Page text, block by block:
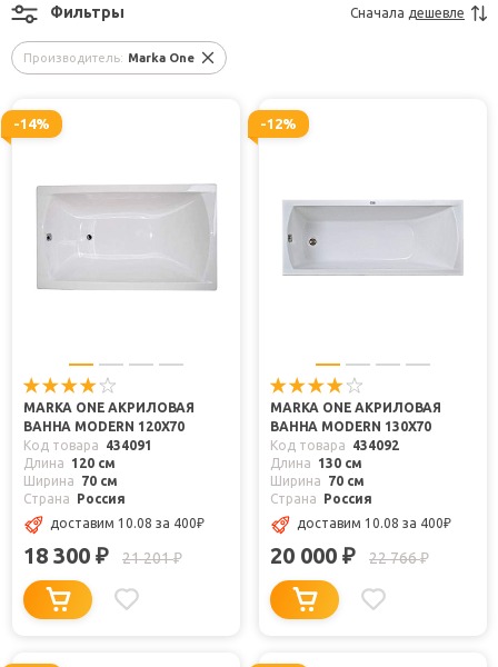
Производитель: Marka One
Фильтры Сначала дешевле
-14%
MARKA ONE АКРИЛОВАЯ
ВАННА MODERN 120X70
Код товара
434091
Длина
120 см
Ширина
70 см
Страна
Россия
доставим 10.08 за 400₽
18 300 ₽ 21 201₽
-12%
MARKA ONE АКРИЛОВАЯ
ВАННА MODERN 130X70
Код товара
434092
Длина
130 см
Ширина
70 см
Страна
Россия
доставим 10.08 за 400₽
20 000 ₽ 22 766₽